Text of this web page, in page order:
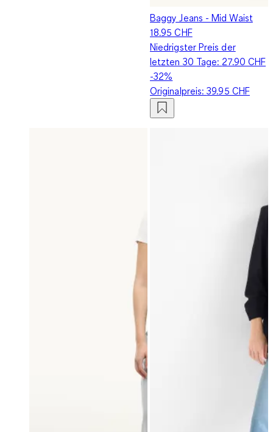
Baggy Jeans - Mid Waist
18.95 CHF
Niedrigster Preis der
letzten 30 Tage: 27.90 CHF
-32%
Originalpreis:39.95 CHF